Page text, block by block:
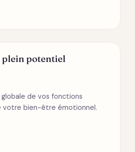
plein potentiel
de vos fonctions
votre bien-être émotionnel.